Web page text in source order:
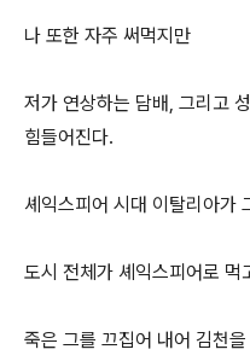
나 또한 자주 써먹지만
저가 연상하는 담배, 그리고
힘들어진다.
셰익스피어 시대 이탈리아가
도시 전체가 셰익스피어로 먹
죽은 그를 끄집어 내어 김천